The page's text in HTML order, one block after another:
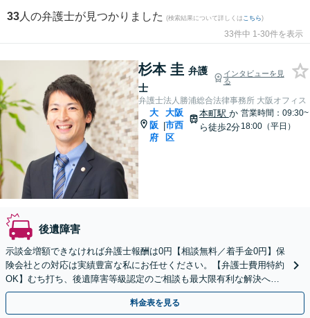
33 人の弁護士が見つかりました (検索結果について詳しくは こちら)
33件中 1-30件を表示
杉本 圭 弁護
士
インタビューを見
る
弁護士法人勝浦総合法律事務所 大阪オフィス
大
阪
府
|
大阪
市西
区
本町駅 か
ら徒歩2分
営業時間：09:30~
18:00（平日）
後遺障害
示談金増額できなければ弁護士報酬は0円【相談無料／着手金0円】保
険会社との対応は実績豊富な私にお任せください。【弁護士費用特約
OK】むち打ち、後遺障害等級認定のご相談も最大限有利な解決へ
【セカンドオピニオン可】あなたの権利を守ります
料金表を見る